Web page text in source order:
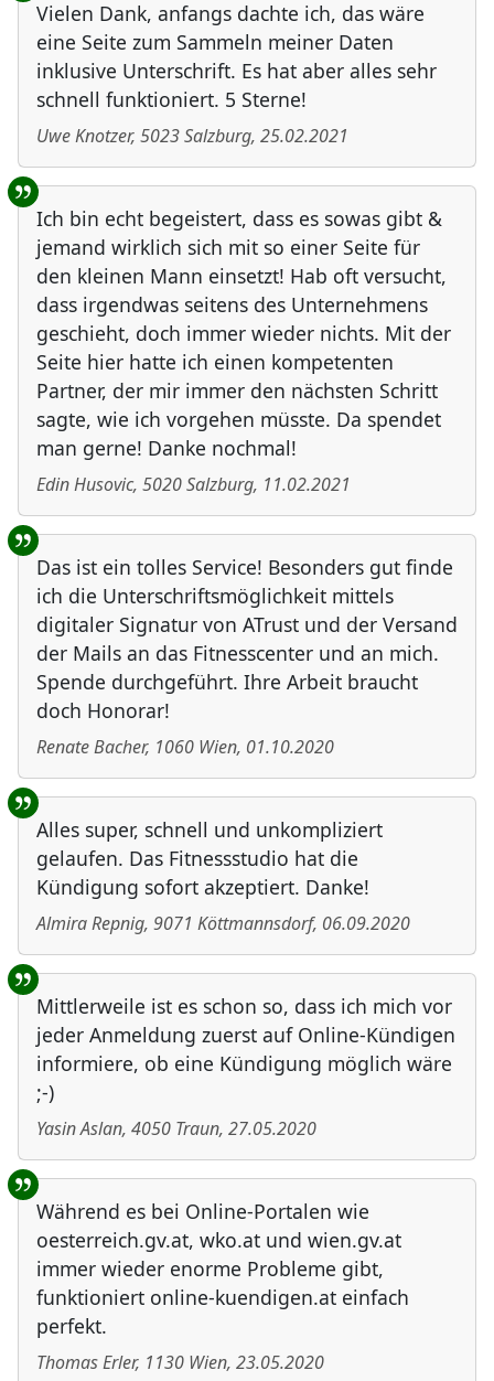
Vielen Dank, anfangs dachte ich, das wäre
eine Seite zum Sammeln meiner Daten
inklusive Unterschrift. Es hat aber alles sehr
schnell funktioniert. 5 Sterne!
Uwe Knotzer, 5023Salzburg, 25.02.2021
Ich bin echt begeistert, dass es sowas gibt &
jemand wirklich sich mit so einer Seite für
den kleinen Mann einsetzt! Hab oft versucht,
dass irgendwas seitens des Unternehmens
geschieht, doch immer wieder nichts. Mit der
Seite hier hatte ich einen kompetenten
Partner, der mir immer den nächsten Schritt
sagte, wie ich vorgehen müsste. Da spendet
man gerne! Danke nochmal!
Edin Husovic, 5020Salzburg, 11.02.2021
Das ist ein tolles Service! Besonders gut finde
ich die Unterschriftsmöglichkeit mittels
digitaler Signatur von ATrust und der Versand
der Mails an das Fitnesscenter und an mich.
Spende durchgeführt. Ihre Arbeit braucht
doch Honorar!
Renate Bacher, 1060 Wien, 01.10.2020
Alles super, schnell und unkompliziert
gelaufen. Das Fitnessstudio hat die
Kündigung sofort akzeptiert. Danke!
Almira Repnig, 9071 Köttmannsdorf, 06.09.2020
Mittlerweile ist es schon so, dass ich mich vor
jeder Anmeldung zuerst auf Online-Kündigen
informiere, ob eine Kündigung möglich wäre
;-)
Yasin Aslan, 4050 Traun, 27.05.2020
Während es bei Online-Portalen wie
oesterreich.gv.at, wko.at und wien.gv.at
immer wieder enorme Probleme gibt,
funktioniert online-kuendigen.at einfach
perfekt.
Thomas Erler, 1130 Wien, 23.05.2020